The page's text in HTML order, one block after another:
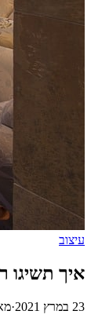
עיצוב
איך תשיגו
23 במרץ 2021 ·